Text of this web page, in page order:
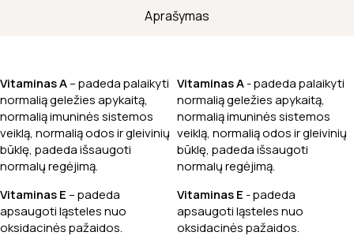
Aprašymas
Vitaminas A– padeda palaikyti
normalią geležies apykaitą,
normalią imuninės sistemos
veiklą, normalią odos ir gleivinių
būklę, padeda išsaugoti
normalų regėjimą.
Vitaminas E – padeda
apsaugoti ląsteles nuo
oksidacinės pažaidos.
Vitaminas A- padeda palaikyti
normalią geležies apykaitą,
normalią imuninės sistemos
veiklą, normalią odos ir gleivinių
būklę, padeda išsaugoti
normalų regėjimą.
Vitaminas E - padeda
apsaugoti ląsteles nuo
oksidacinės pažaidos.